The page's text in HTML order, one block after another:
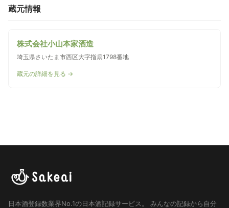
蔵元情報
株式会社小山本家酒造
埼玉県さいたま市西区大字指扇1798番地
蔵元の詳細を見る →
日本酒登録数業界No.1の日本酒記録サービス。
みんなの記録から自分